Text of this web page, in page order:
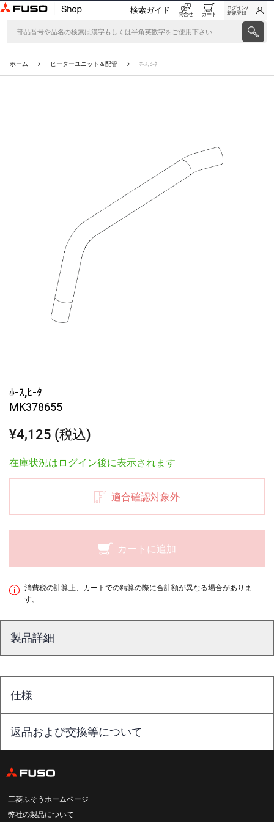
検索ガイド 問合せ カート
ログイン/
新規登録
ホーム ヒーターユニット＆配管 ﾎ-ｽ,ﾋ-ﾀ
ﾎ-ｽ,ﾋ-ﾀ
MK378655
¥4,125 (税込)
在庫状況はログイン後に表示されます
適合確認対象外
カートに追加
消費税の計算上、カートでの精算の際に合計額が異なる場合がありま
す。
製品詳細
仕様
返品および交換等について
三菱ふそうホームページ
弊社の製品について